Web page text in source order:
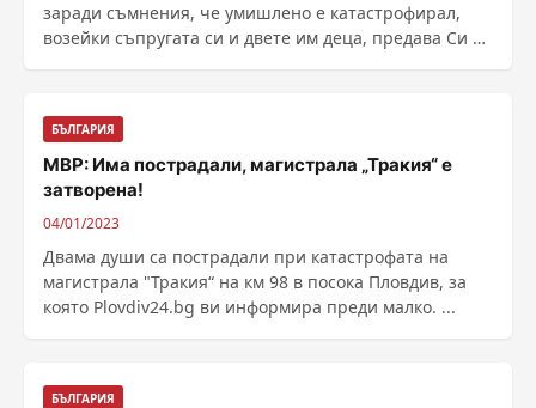
заради съмнения, че умишлено е катастрофирал,
возейки съпругата си и двете им деца, предава Си Ен
БЪЛГАРИЯ
МВР: Има пострадали, магистрала „Тракия“ е
затворена!
04/01/2023
Двама души са пострадали при катастрофата на
магистрала "Тракия“ на км 98 в посока Пловдив, за
която Plovdiv24.bg ви информира преди малко. ...
БЪЛГАРИЯ